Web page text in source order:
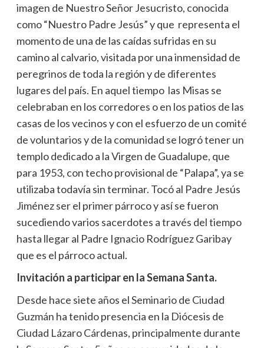
imagen de Nuestro Señor Jesucristo, conocida
como “Nuestro Padre Jesús” y que representa el
momento de una de las caídas sufridas en su
camino al calvario, visitada por una inmensidad de
peregrinos de toda la región y de diferentes
lugares del país. En aquel tiempo las Misas se
celebraban en los corredores o en los patios de las
casas de los vecinos y con el esfuerzo de un comité
de voluntarios y de la comunidad se logró tener un
templo dedicado a la Virgen de Guadalupe, que
para 1953, con techo provisional de “Palapa”, ya se
utilizaba todavía sin terminar. Tocó al Padre Jesús
Jiménez ser el primer párroco y así se fueron
sucediendo varios sacerdotes a través del tiempo
hasta llegar al Padre Ignacio Rodríguez Garibay
que es el párroco actual.
Invitación a participar en la Semana Santa.
Desde hace siete años el Seminario de Ciudad
Guzmán ha tenido presencia en la Diócesis de
Ciudad Lázaro Cárdenas, principalmente durante